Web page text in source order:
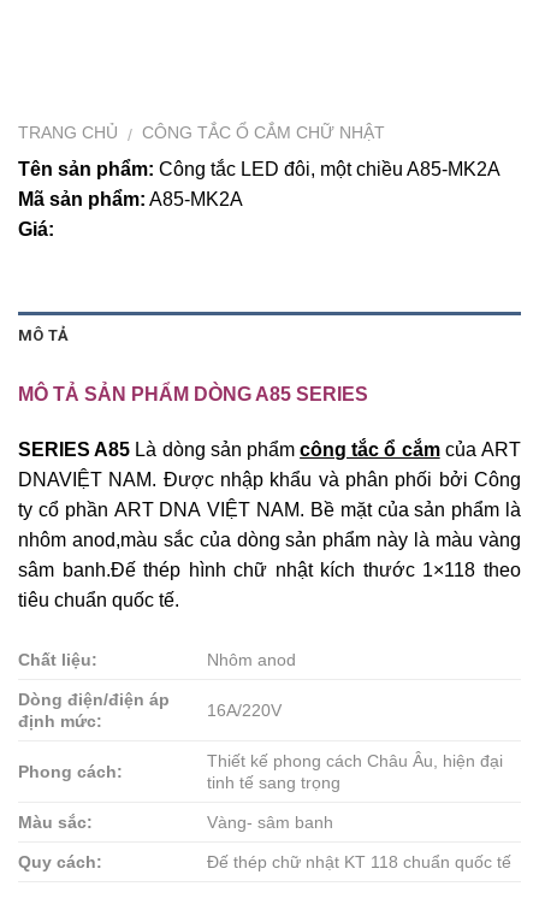
TRANG CHỦ / CÔNG TẮC Ổ CẮM CHỮ NHẬT
Tên sản phẩm: Công tắc LED đôi, một chiều A85-MK2A
Mã sản phẩm: A85-MK2A
Giá:
MÔ TẢ
MÔ TẢ SẢN PHẨM DÒNG A85 SERIES
SERIES A85 Là dòng sản phẩmcông tắc ổ cắmcủa ART
DNAVIỆT NAM. Được nhập khẩu và phân phối bởi Công
ty cổ phần ART DNA VIỆT NAM. Bề mặt của sản phẩm là
nhôm anod,màu sắc của dòng sản phẩm này là màu vàng
sâm banh.Đế thép hình chữ nhật kích thước 1×118 theo
tiêu chuẩn quốc tế.
Chất liệu: Nhôm anod
Dòng điện/điện áp
định mức:
16A/220V
Phong cách:
Thiết kế phong cách Châu Âu, hiện đại
tinh tế sang trọng
Màu sắc: Vàng- sâm banh
Quy cách: Đế thép chữ nhật KT 118 chuẩn quốc tế